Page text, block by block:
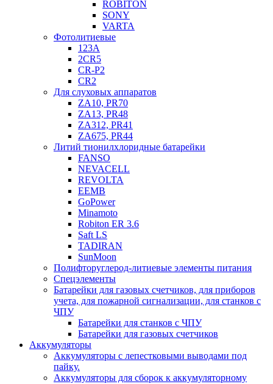
ROBITON
SONY
VARTA
Фотолитиевые
123A
2CR5
CR-P2
CR2
Для слуховых аппаратов
ZA10, PR70
ZA13, PR48
ZA312, PR41
ZA675, PR44
Литий тионилхлоридные батарейки
FANSO
NEVACELL
REVOLTA
EEMB
GoPower
Minamoto
Robiton ER 3.6
Saft LS
TADIRAN
SunMoon
Полифторуглерод-литиевые элементы питания
Спецэлементы
Батарейки для газовых счетчиков, для приборов
учета, для пожарной сигнализации, для станков с
ЧПУ
Батарейки для станков с ЧПУ
Батарейки для газовых счетчиков
Аккумуляторы
Аккумуляторы с лепестковыми выводами под
пайку.
Аккумуляторы для сборок к аккумуляторному